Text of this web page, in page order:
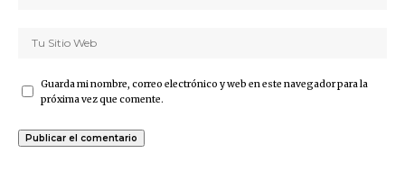
Guarda mi nombre, correo electrónico y web en este navegador para la
próxima vez que comente.